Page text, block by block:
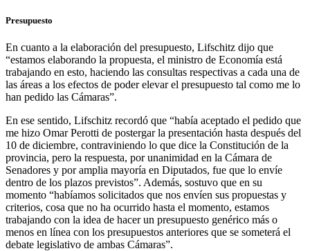
Presupuesto
En cuanto a la elaboración del presupuesto, Lifschitz dijo que
“estamos elaborando la propuesta, el ministro de Economía está
trabajando en esto, haciendo las consultas respectivas a cada una de
las áreas a los efectos de poder elevar el presupuesto tal como me lo
han pedido las Cámaras”.
En ese sentido, Lifschitz recordó que “había aceptado el pedido que
me hizo Omar Perotti de postergar la presentación hasta después del
10 de diciembre, contraviniendo lo que dice la Constitución de la
provincia, pero la respuesta, por unanimidad en la Cámara de
Senadores y por amplia mayoría en Diputados, fue que lo envíe
dentro de los plazos previstos”. Además, sostuvo que en su
momento “habíamos solicitados que nos envíen sus propuestas y
criterios, cosa que no ha ocurrido hasta el momento, estamos
trabajando con la idea de hacer un presupuesto genérico más o
menos en línea con los presupuestos anteriores que se someterá el
debate legislativo de ambas Cámaras”.